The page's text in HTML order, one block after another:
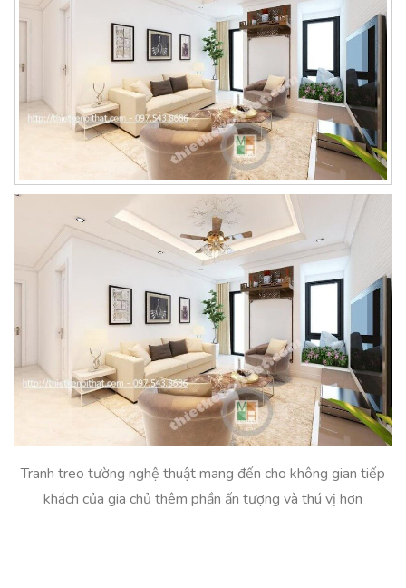
Tranh treo tường nghệ thuật mang đến cho không gian tiếp
khách của gia chủ thêm phần ấn tượng và thú vị hơn